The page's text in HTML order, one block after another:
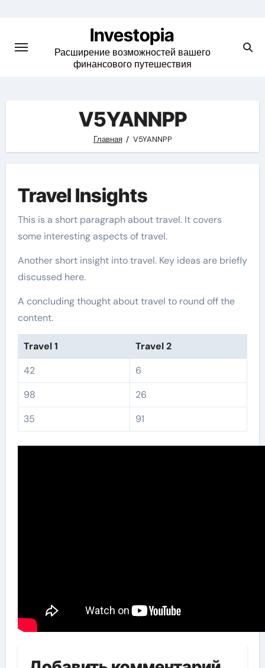
content
Investopia
Расширение возможностей вашего
финансового путешествия
V5YANNPP
Главная V5YANNPP
Travel Insights
This is a short paragraph about travel. It covers
some interesting aspects of travel.
Another short insight into travel. Key ideas are briefly
discussed here.
A concluding thought about travel to round off the
content.
Travel 1
Travel 2
42
6
98
26
35
91